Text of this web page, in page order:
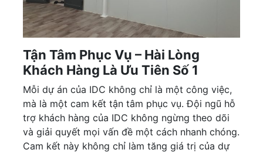
Tận Tâm Phục Vụ – Hài Lòng
Khách Hàng Là Ưu Tiên Số 1
Mỗi dự án của IDC không chỉ là một công việc,
mà là một cam kết tận tâm phục vụ. Đội ngũ hỗ
trợ khách hàng của IDC không ngừng theo dõi
và giải quyết mọi vấn đề một cách nhanh chóng.
Cam kết này không chỉ làm tăng giá trị của dự